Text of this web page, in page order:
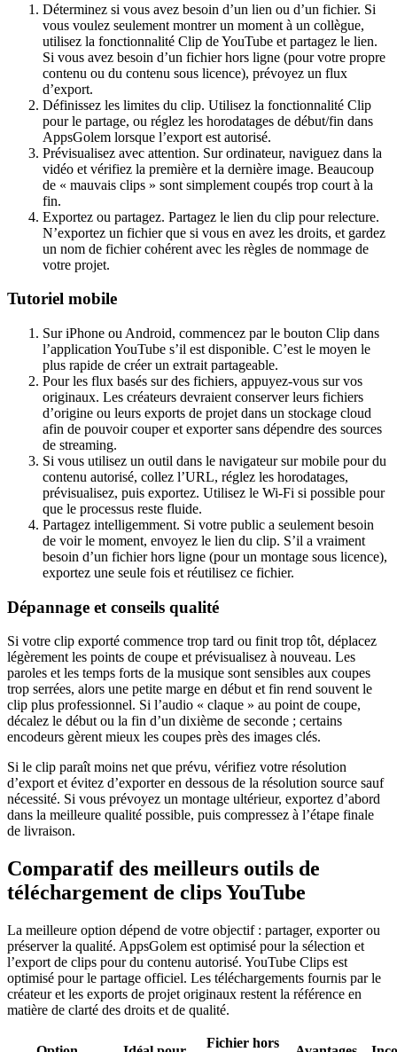
Déterminez si vous avez besoin d’un lien ou d’un fichier. Si
vous voulez seulement montrer un moment à un collègue,
utilisez la fonctionnalité Clip de YouTube et partagez le lien.
Si vous avez besoin d’un fichier hors ligne (pour votre propre
contenu ou du contenu sous licence), prévoyez un flux
d’export.
Définissez les limites du clip. Utilisez la fonctionnalité Clip
pour le partage, ou réglez les horodatages de début/fin dans
AppsGolem lorsque l’export est autorisé.
Prévisualisez avec attention. Sur ordinateur, naviguez dans la
vidéo et vérifiez la première et la dernière image. Beaucoup
de « mauvais clips » sont simplement coupés trop court à la
fin.
Exportez ou partagez. Partagez le lien du clip pour relecture.
N’exportez un fichier que si vous en avez les droits, et gardez
un nom de fichier cohérent avec les règles de nommage de
votre projet.
Tutoriel mobile
Sur iPhone ou Android, commencez par le bouton Clip dans
l’application YouTube s’il est disponible. C’est le moyen le
plus rapide de créer un extrait partageable.
Pour les flux basés sur des fichiers, appuyez-vous sur vos
originaux. Les créateurs devraient conserver leurs fichiers
d’origine ou leurs exports de projet dans un stockage cloud
afin de pouvoir couper et exporter sans dépendre des sources
de streaming.
Si vous utilisez un outil dans le navigateur sur mobile pour du
contenu autorisé, collez l’URL, réglez les horodatages,
prévisualisez, puis exportez. Utilisez le Wi-Fi si possible pour
que le processus reste fluide.
Partagez intelligemment. Si votre public a seulement besoin
de voir le moment, envoyez le lien du clip. S’il a vraiment
besoin d’un fichier hors ligne (pour un montage sous licence),
exportez une seule fois et réutilisez ce fichier.
Dépannage et conseils qualité
Si votre clip exporté commence trop tard ou finit trop tôt, déplacez
légèrement les points de coupe et prévisualisez à nouveau. Les
paroles et les temps forts de la musique sont sensibles aux coupes
trop serrées, alors une petite marge en début et fin rend souvent le
clip plus professionnel. Si l’audio « claque » au point de coupe,
décalez le début ou la fin d’un dixième de seconde ; certains
encodeurs gèrent mieux les coupes près des images clés.
Si le clip paraît moins net que prévu, vérifiez votre résolution
d’export et évitez d’exporter en dessous de la résolution source sauf
nécessité. Si vous prévoyez un montage ultérieur, exportez d’abord
dans la meilleure qualité possible, puis compressez à l’étape finale
de livraison.
Comparatif des meilleurs outils de
téléchargement de clips YouTube
La meilleure option dépend de votre objectif : partager, exporter ou
préserver la qualité. AppsGolem est optimisé pour la sélection et
l’export de clips pour du contenu autorisé. YouTube Clips est
optimisé pour le partage officiel. Les téléchargements fournis par le
créateur et les exports de projet originaux restent la référence en
matière de clarté des droits et de qualité.
Fichier hors